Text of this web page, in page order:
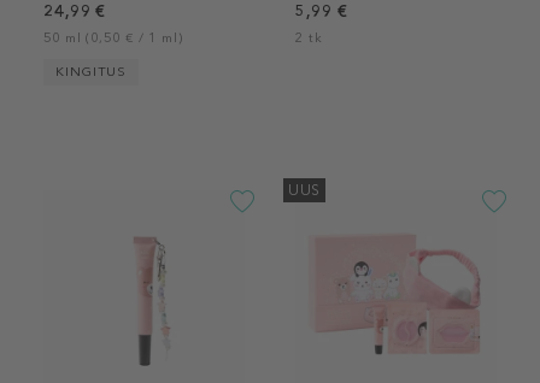
24,99 €
50 ml (0,50 € / 1 ml)
KINGITUS
5,99 €
2 tk
UUS